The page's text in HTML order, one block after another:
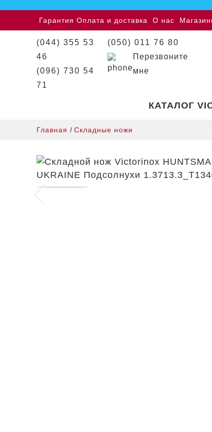
Гарантия Оплата и доставка О нас
(044) 355 53
46
(096) 730 54
71
(050) 011 76 80
Перезвоните
мне
КАТАЛОГ
Главная / Складные ножи